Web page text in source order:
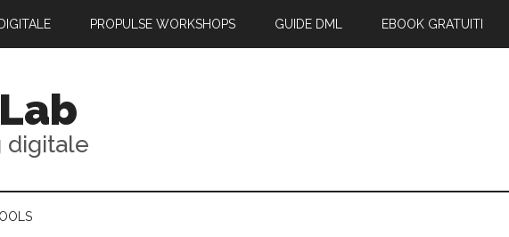
PROPULSE WORKSHOPS GUIDE DML EBOOK GRATUITI
Lab
digitale
Il sito wwb “digitalmarketinglab.it” vorrebbe
by